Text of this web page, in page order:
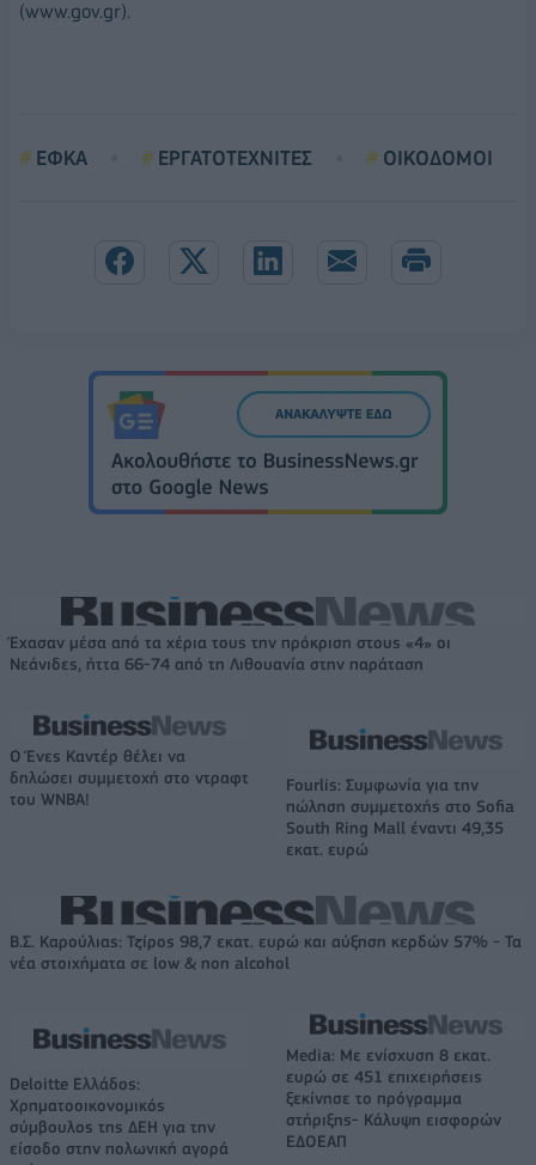
(www.gov.gr).
ΕΦΚΑ ΕΡΓΑΤΟΤΕΧΝΙΤΕΣ ΟΙΚΟΔΟΜΟΙ
Έχασαν μέσα από τα χέρια τους την πρόκριση στους «4» οι
Νεάνιδες, ήττα 66-74 από τη Λιθουανία στην παράταση
Ο Ένες Καντέρ θέλει να
δηλώσει συμμετοχή στο ντραφτ
του WNBA!
Fourlis: Συμφωνία για την
πώληση συμμετοχής στο Sofia
South Ring Mall έναντι 49,35
εκατ. ευρώ
Β.Σ. Καρούλιας: Τζίρος 98,7 εκατ. ευρώ και αύξηση κερδών 57% - Τα
νέα στοιχήματα σε low & non alcohol
Deloitte Ελλάδος:
Χρηματοοικονομικός
σύμβουλος της ΔΕΗ για την
είσοδο στην πολωνική αγορά
Media: Με ενίσχυση 8 εκατ.
ευρώ σε 451 επιχειρήσεις
ξεκίνησε το πρόγραμμα
στήριξης- Κάλυψη εισφορών
ΕΔΟΕΑΠ